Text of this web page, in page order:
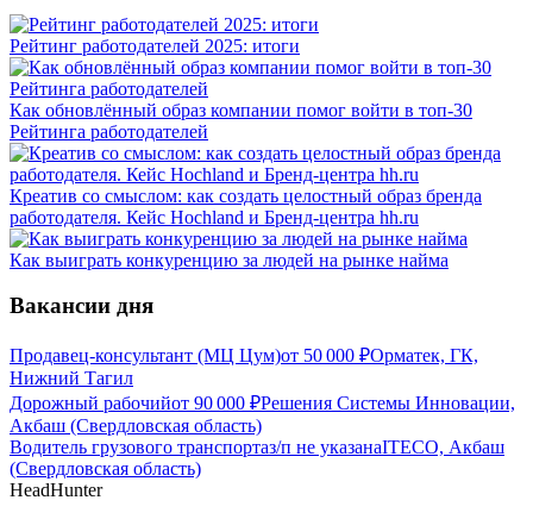
Рейтинг работодателей 2025: итоги
Как обновлённый образ компании помог войти в топ-30
Рейтинга работодателей
Креатив со смыслом: как создать целостный образ бренда
работодателя. Кейс Hochland и Бренд-центра hh.ru
Как выиграть конкуренцию за людей на рынке найма
Вакансии дня
Продавец-консультант (МЦ Цум)от 50 000 ₽Орматек, ГК,
Нижний Тагил
Дорожный рабочийот 90 000 ₽Решения Системы Инновации,
Акбаш (Свердловская область)
Водитель грузового транспортаз/п не указанаITECO, Акбаш
(Свердловская область)
HeadHunter